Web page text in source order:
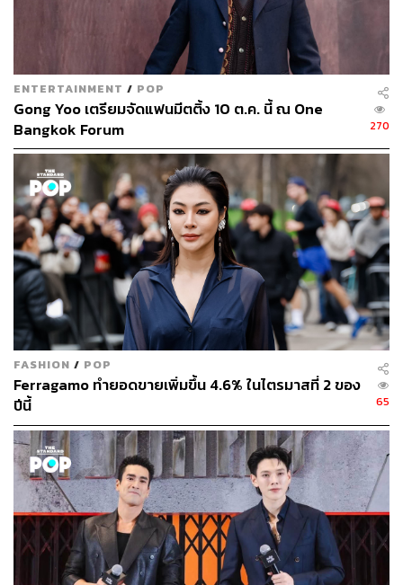
แม้แพ็กเกจดูเฉพาะมือถือซึ่งมีราคาต่ำกว่า 5 ดอลลาร์สหรัฐ
ต่อเดือนของ Netflix ทำให้มีผู้ใช้มากขึ้นในอินเดีย อินโดนีเซีย
มาเลเซีย ฟิลิปปินส์ และไทย ซึ่งเข้ามาช่วยผลักดันฐาน
สมาชิกในเอเชียแปซิฟิกเพิ่มเป็น 23.5 ล้านราย และทำให้
เติบโตเร็วที่สุดในบรรดาสี่กลุ่มตลาดทั่วโลกของ Netflix แต่
ภูมิภาคนี้ยังเป็นตลาดเดียวที่มีรายได้เฉลี่ยต่อผู้ใช้ลดลงใน
ช่วง 3 ไตรมาสที่ผ่านมา
ในขณะที่แพ็กเกจราคาถูกลงช่วยให้ Netflix ขยายฐานผู้ใช้ใน
ตลาดเกิดใหม่ แต่ยักษ์ใหญ่สตรีมมิงอาจ “เผชิญกับแรงกดดัน
ด้านราคาต่อไปในอินเดียและเอเชียตะวันออกเฉียงใต้ในอีก
2-3 ปีข้างหน้า” ท่ามกลางการแข่งขันที่รุนแรง Vivek Couto
ผู้อำนวยการบริหารของ Media จากสิงคโปร์กล่าว
ทั้งนี้บริษัทสตรีมมิงกำลังเผชิญกับการตรวจสอบด้านกฎ
ระเบียบที่เพิ่มขึ้นในหลายประเทศ เมื่อเดือนที่แล้วอินเดียได้นำ
แพลตฟอร์มดังกล่าวมาอยู่ภายใต้ขอบเขตของกระทรวง
ข้อมูลและการกระจายเสียง ซึ่งทำให้เกิดความกังวลต่อการ
เคลื่อนไหวที่คล้ายกัน เมื่อเดือนที่แล้วรัฐมนตรีเวียดนามกล่าว
หา Netflix ว่าหลีกเลี่ยงภาษีท้องถิ่น
“เราต้องการปฏิบัติตามกฎระเบียบในตลาดเหล่านั้นให้มาก
ที่สุด” รองประธานฝ่ายเนื้อหาของ Netflix แสดงความคิดเห็น
ต่อเรื่องดังกล่าว
ENTERTAINMENT / POP
Gong Yoo เตรียมจัดแฟนมีตติ้ง 10 ต.ค. นี้ ณ One
Bangkok Forum
270
FASHION / POP
Ferragamo ทำยอดขายเพิ่มขึ้น 4.6% ในไตรมาสที่ 2 ของ
ปีนี้
65